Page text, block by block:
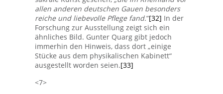
allen anderen deutschen Gauen besonders
reiche und liebevolle Pflege fand.“[32] In der
Forschung zur Ausstellung zeigt sich ein
ähnliches Bild. Gunter Quarg gibt jedoch
immerhin den Hinweis, dass dort „einige
Stücke aus dem physikalischen Kabinett“
ausgestellt worden seien.[33]
<7>